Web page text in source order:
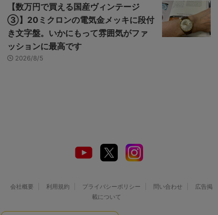
【数万円で買える国産ヴィンテージ
③】20ミクロンの電気金メッキに段付
き文字盤。いかにもって雰囲気がファ
ッションに最高です
2026/8/5
会社概要 利用規約 プライバシーポリシー 問い合わせ
広告掲
載について